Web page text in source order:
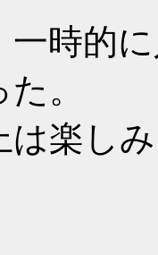
一時的
。
は楽し